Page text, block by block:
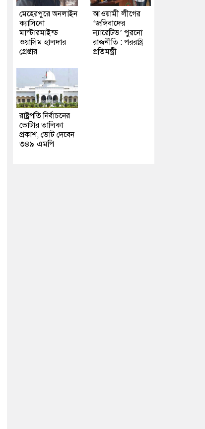
মেহেরপুরে অনলাইন
ক্যাসিনো
মাস্টারমাইন্ড
ওয়াসিম হালদার
গ্রেপ্তার
আওয়ামী লীগের
‘জঙ্গিবাদের
ন্যারেটিভ’ পুরনো
রাজনীতি : পররাষ্ট্র
প্রতিমন্ত্রী
রাষ্ট্রপতি নির্বাচনের
ভোটার তালিকা
প্রকাশ, ভোট দেবেন
৩৪৯ এমপি